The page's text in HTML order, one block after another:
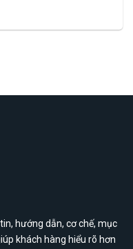
hướng dẫn, cơ chế, mục
khách hàng hiểu rõ hơn